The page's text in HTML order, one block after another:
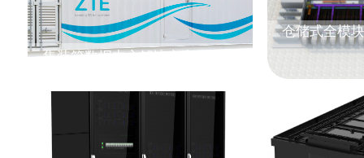
集装箱数据中心解决方案 >
仓储式全模